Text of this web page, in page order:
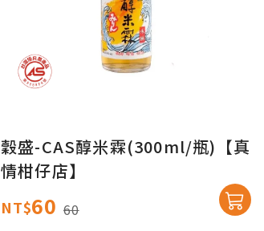
穀盛-CAS醇米霖(300ml/瓶)【真
情柑仔店】
NT$60 60